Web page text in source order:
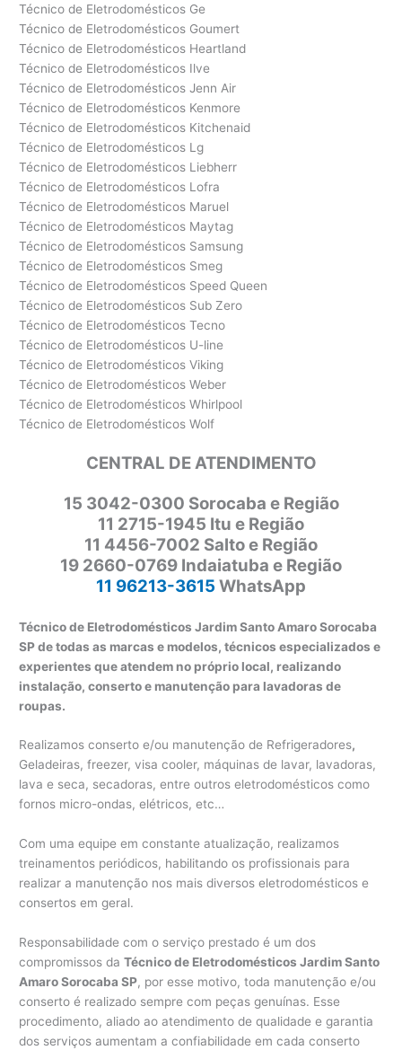
Técnico de Eletrodomésticos Ge
Técnico de Eletrodomésticos Goumert
Técnico de Eletrodomésticos Heartland
Técnico de Eletrodomésticos Ilve
Técnico de Eletrodomésticos Jenn Air
Técnico de Eletrodomésticos Kenmore
Técnico de Eletrodomésticos Kitchenaid
Técnico de Eletrodomésticos Lg
Técnico de Eletrodomésticos Liebherr
Técnico de Eletrodomésticos Lofra
Técnico de Eletrodomésticos Maruel
Técnico de Eletrodomésticos Maytag
Técnico de Eletrodomésticos Samsung
Técnico de Eletrodomésticos Smeg
Técnico de Eletrodomésticos Speed Queen
Técnico de Eletrodomésticos Sub Zero
Técnico de Eletrodomésticos Tecno
Técnico de Eletrodomésticos U-line
Técnico de Eletrodomésticos Viking
Técnico de Eletrodomésticos Weber
Técnico de Eletrodomésticos Whirlpool
Técnico de Eletrodomésticos Wolf
CENTRAL DE ATENDIMENTO
15 3042-0300 Sorocaba e Região
11 2715-1945 Itu e Região
11 4456-7002 Salto e Região
19 2660-0769 Indaiatuba e Região
11 96213-3615 WhatsApp
Técnico de Eletrodomésticos Jardim Santo Amaro Sorocaba
SP de todas as marcas e modelos, técnicos especializados e
experientes que atendem no próprio local, realizando
instalação, conserto e manutenção para lavadoras de
roupas.
Realizamos conserto e/ou manutenção de Refrigeradores,
Geladeiras, freezer, visa cooler, máquinas de lavar, lavadoras,
lava e seca, secadoras, entre outros eletrodomésticos como
fornos micro-ondas, elétricos, etc…
Com uma equipe em constante atualização, realizamos
treinamentos periódicos, habilitando os profissionais para
realizar a manutenção nos mais diversos eletrodomésticos e
consertos em geral.
Responsabilidade com o serviço prestado é um dos
compromissos daTécnico de Eletrodomésticos Jardim Santo
Amaro Sorocaba SP, por esse motivo, toda manutenção e/ou
conserto é realizado sempre com peças genuínas. Esse
procedimento, aliado ao atendimento de qualidade e garantia
dos serviços aumentam a confiabilidade em cada conserto